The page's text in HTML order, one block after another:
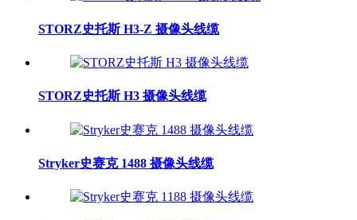
STORZ史托斯 H3-Z 摄像头线缆
STORZ史托斯 H3 摄像头线缆
Stryker史赛克 1488 摄像头线缆